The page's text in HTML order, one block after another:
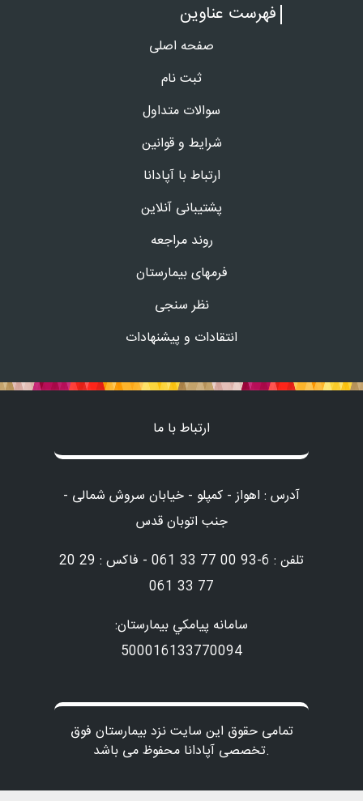
فهرست عناوین
صفحه اصلی
ثبت نام
سوالات متداول
شرایط و قوانین
ارتباط با آپادانا
پشتیبانی آنلاین
روند مراجعه
فرمهای بیمارستان
نظر سنجی
انتقادات و پیشنهادات
ارتباط با ما
آدرس : اهواز - کمپلو - خیابان سروش شمالی -
جنب اتوبان قدس
تلفن : 6-93 00 77 33 061 - فاکس : 29 20
77 33 061
سامانه پيامكي بيمارستان:
500016133770094
تمامی حقوق این سایت نزد بیمارستان فوق
تخصصی آپادانا محفوظ می باشد.